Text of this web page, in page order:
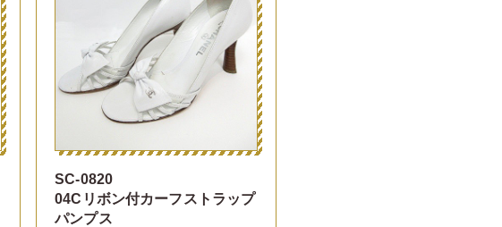
SC-0820
04Cリボン付カーフストラップ
パンプス